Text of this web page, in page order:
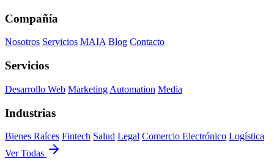
Compañía
Nosotros Servicios MAIA Blog Contacto
Servicios
Desarrollo Web Marketing Automation Media
Industrias
Bienes Raíces Fintech Salud Legal Comercio Electrónico Logística
Ver Todas